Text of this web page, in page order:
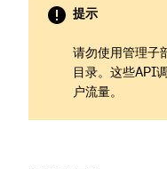
提示
请勿使用管理子
目录。这些API
户流量。